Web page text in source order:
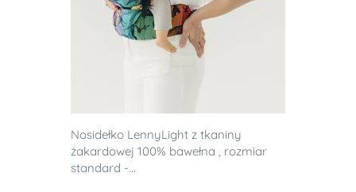
Nosidełko LennyLight z tkaniny
żakardowej 100% bawełna , rozmiar
standard -...